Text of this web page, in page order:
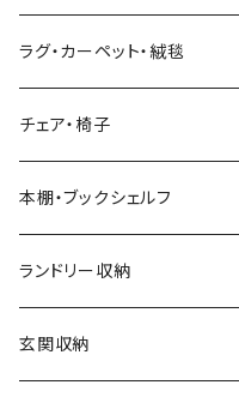
ボタニカル
モダン
カントリー
アンティーク
ヨーロピアン
オットマン
電動リクライニングソファ
寝具
カート
ディスプレイラック
ミラー・姿見
ハンガーラック・ポールハンガ
ダストボックス
ハンキングラック
プランター用品
ラグ・カーペット・絨毯
チェア・椅子
スツール
カウンターチェア
デザイナーズチェア
本棚・ブックシェルフ
ランドリー収納
玄関収納